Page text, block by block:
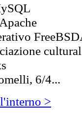
6/4...
>